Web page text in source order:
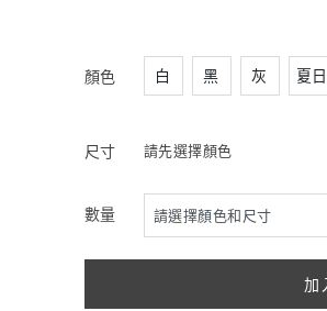
顏色 白 黑 灰 夏
尺寸 請先選擇顏色
數量
加